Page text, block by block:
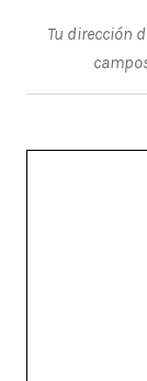
Tu dirección